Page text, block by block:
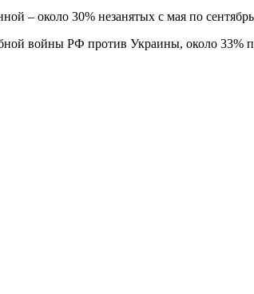
– около 30% незанятых с мая по
войны РФ против Украины, около 33%